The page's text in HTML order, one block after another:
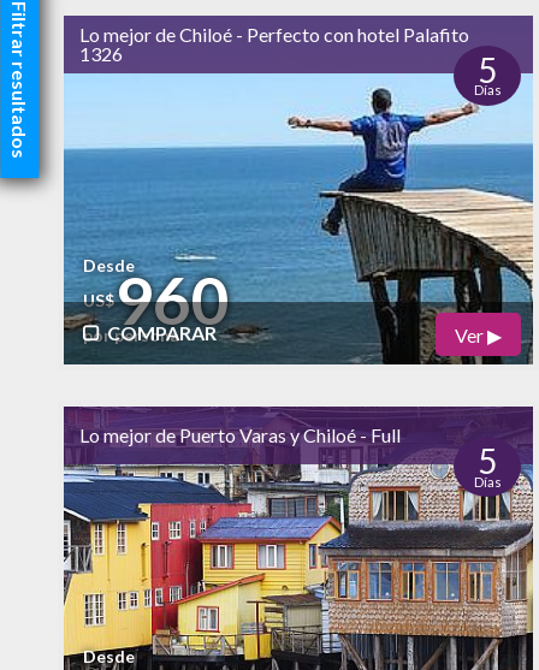
Lo mejor de Chiloé - Perfecto con hotel Palafito
1326
5
Días
Desde
US$960
por persona
COMPARAR
alto
Naturaleza
alto
Vida Nocturna
Ver ▶
Lo mejor de Puerto Varas y Chiloé - Full
5
Días
Desde
Filtrar resultados